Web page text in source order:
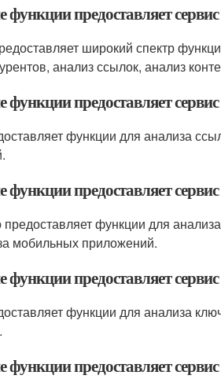
функции предоставляет
широкий спектр
анализ ссылок, анализ
предоставляет
функции для анализа
функции предоставляет
функции для
мобильных приложений.
предоставляет
функции для анализа
предоставляет